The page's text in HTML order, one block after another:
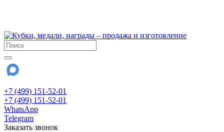
+7 (499) 151-52-01
+7 (499) 151-52-01
WhatsApp
Telegram
Заказать звонок